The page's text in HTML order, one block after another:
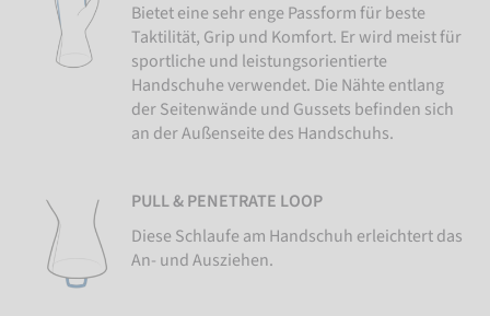
Bietet eine sehr enge Passform für beste
Taktilität, Grip und Komfort. Er wird meist für
sportliche und leistungsorientierte
Handschuhe verwendet. Die Nähte entlang
der Seitenwände und Gussets befinden sich
an der Außenseite des Handschuhs.
PULL & PENETRATE LOOP
Diese Schlaufe am Handschuh erleichtert das
An- und Ausziehen.